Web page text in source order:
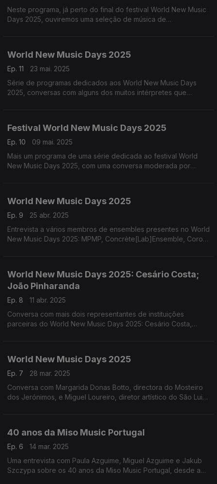
Neste programa, já perto do final do festival World New Music
Days 2025, ouviremos uma seleção de música de
World New Music Days 2025
Ep. 11
23 mai. 2025
Série de programas dedicados aos World New Music Days
2025, conversas com alguns dos muitos intérpretes que
Festival World New Music Days 2025
Ep. 10
09 mai. 2025
Mais um programa de uma série dedicada ao festival World
New Music Days 2025, com uma conversa moderada por
World New Music Days 2025
Ep. 9
25 abr. 2025
Entrevista a vários membros de ensembles presentes no World
New Music Days 2025: MPMP, Concrète[Lab]Ensemble, Coro
World New Music Days 2025: Cesário Costa;
João Pinharanda
Ep. 8
11 abr. 2025
Conversa com mais dois representantes de instituições
parceiras do World New Music Days 2025: Cesário Costa,
World New Music Days 2025
Ep. 7
28 mar. 2025
Conversa com Margarida Donas Botto, directora do Mosteiro
dos Jerónimos, e Miguel Loureiro, diretor artístico do São Luiz
40 anos da Miso Music Portugal
Ep. 6
14 mar. 2025
Uma entrevista com Paula Azguime, Miguel Azguime e Jakub
Szczypa sobre os 40 anos da Miso Music Portugal, desde a